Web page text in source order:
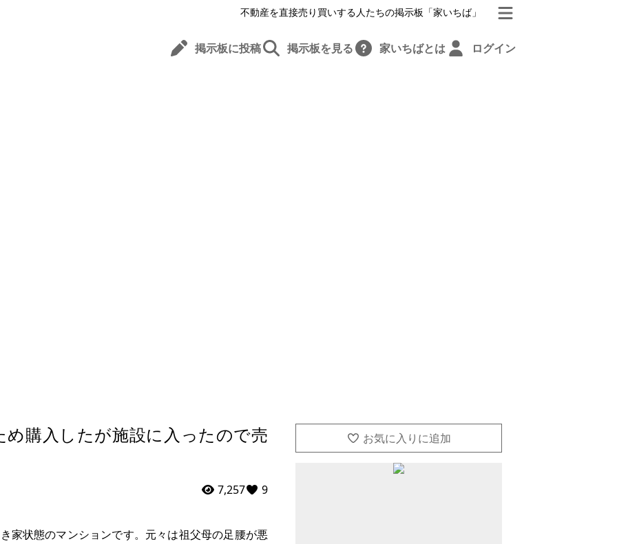
不動産を直接売り買いする人たちの掲示板「家いちば」
掲示板に投稿 掲示板を見る 家いちばとは ログイン
購入したが施設に入ったので売
7,257 9
家状態のマンションです。元々は祖父母の足腰が悪